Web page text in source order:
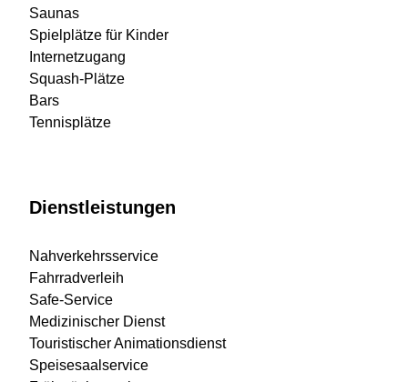
Saunas
Spielplätze für Kinder
Internetzugang
Squash-Plätze
Bars
Tennisplätze
Dienstleistungen
Nahverkehrsservice
Fahrradverleih
Safe-Service
Medizinischer Dienst
Touristischer Animationsdienst
Speisesaalservice